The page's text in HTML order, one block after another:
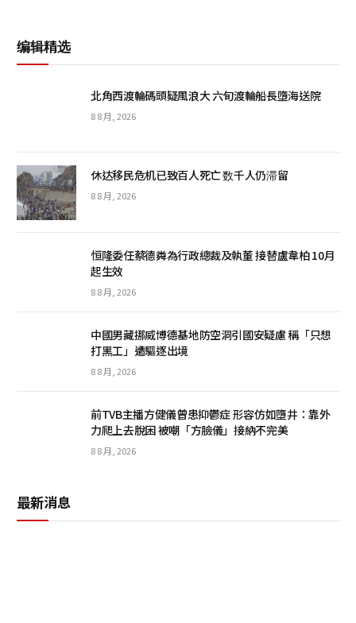
编辑精选
北角西渡輪碼頭疑風浪大 六旬渡輪船長墮海送院
8 8 月, 2026
休达移民危机已致百人死亡 数千人仍滞留
8 8 月, 2026
恒隆委任蔡德粦為行政總裁及執董 接替盧韋柏 10月
起生效
8 8 月, 2026
中國男藏挪威博德基地防空洞引國安疑慮 稱「只想
打黑工」遭驅逐出境
8 8 月, 2026
前TVB主播方健儀曾患抑鬱症 形容仿如墮井：靠外
力爬上去脫困 被嘲「方臉儀」接納不完美
8 8 月, 2026
最新消息